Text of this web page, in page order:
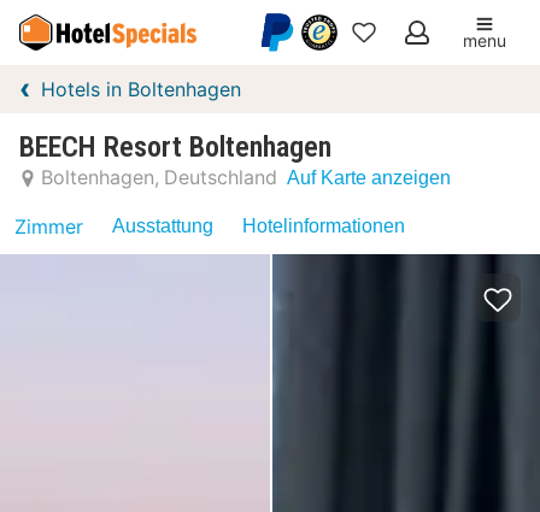
Meine
menu
Hotels in Boltenhagen
BEECH Resort Boltenhagen
Boltenhagen Deutschland Auf Karte anzeigen
Zimmer Ausstattung Hotelinformationen